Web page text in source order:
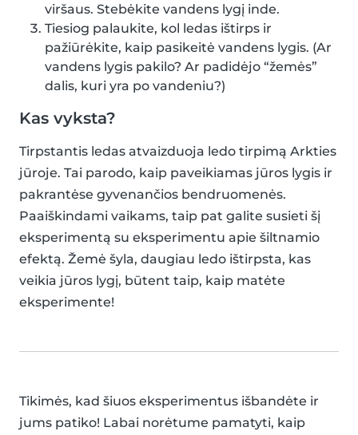
viršaus. Stebėkite vandens lygį inde.
Tiesiog palaukite, kol ledas ištirps ir
pažiūrėkite, kaip pasikeitė vandens lygis. (Ar
vandens lygis pakilo? Ar padidėjo “žemės”
dalis, kuri yra po vandeniu?)
Kas vyksta?
Tirpstantis ledas atvaizduoja ledo tirpimą Arkties
jūroje. Tai parodo, kaip paveikiamas jūros lygis ir
pakrantėse gyvenančios bendruomenės.
Paaiškindami vaikams, taip pat galite susieti šį
eksperimentą su eksperimentu apie šiltnamio
efektą. Žemė šyla, daugiau ledo ištirpsta, kas
veikia jūros lygį, būtent taip, kaip matėte
eksperimente!
Tikimės, kad šiuos eksperimentus išbandėte ir
jums patiko! Labai norėtume pamatyti, kaip